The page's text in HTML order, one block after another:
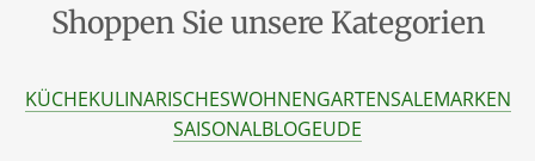
Shoppen Sie unsere Kategorien
KÜCHEKULINARISCHESWOHNENGARTENSALEMARKEN
SAISONALBLOGEUDE